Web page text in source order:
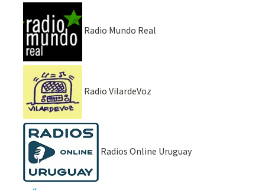
Radio Mundo Real
Radio VilardeVoz
Radios Online Uruguay